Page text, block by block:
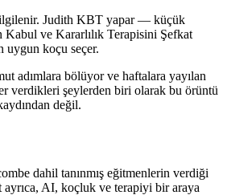
ilgilenir. Judith KBT yapar — küçük
Kabul ve Kararlılık Terapisini Şefkat
uygun koçu seçer.
adımlara bölüyor ve haftalara yayılan
verdikleri şeylerden biri olarak bu örüntü
değil.
dahil tanınmış eğitmenlerin verdiği
AI, koçluk ve terapiyi bir araya